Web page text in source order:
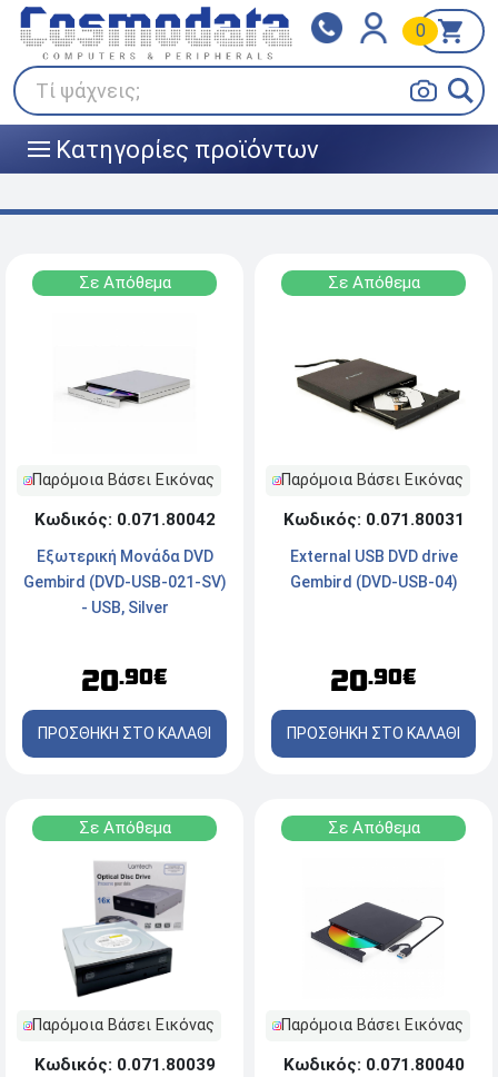
Τί ψάχνεις;
0
||| Κατηγορίες προϊόντων
Klarna
Πληρώστε σε 3
άτοκες δόσεις
BOX NOW
Σε Απόθεμα
Παρόμοια Βάσει Εικόνας
Κωδικός: 0.071.80042
Εξωτερική Μονάδα DVD
Gembird (DVD-USB-021-SV)
- USB, Silver
20.90€
ΠΡΟΣΘΗΚΗ ΣΤΟ ΚΑΛΑΘΙ
Σε Απόθεμα
Παρόμοια Βάσει Εικόνας
Κωδικός: 0.071.80031
External USB DVD drive
Gembird (DVD-USB-04)
20.90€
ΠΡΟΣΘΗΚΗ ΣΤΟ ΚΑΛΑΘΙ
Σε Απόθεμα
Παρόμοια Βάσει Εικόνας
Κωδικός: 0.071.80039
Σε Απόθεμα
Παρόμοια Βάσει Εικόνας
Κωδικός: 0.071.80040